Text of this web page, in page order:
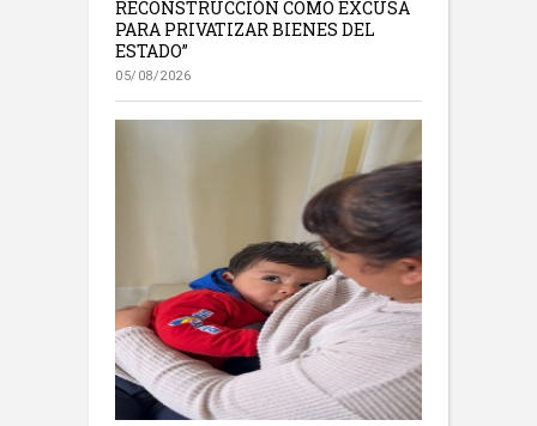
RECONSTRUCCIÓN COMO EXCUSA
PARA PRIVATIZAR BIENES DEL
ESTADO”
05/08/2026